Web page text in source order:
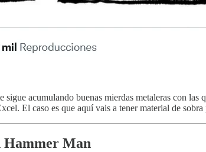
acumulando buenas mierdas metaleras con
El caso es que aquí vais a tener material de
Hammer Man